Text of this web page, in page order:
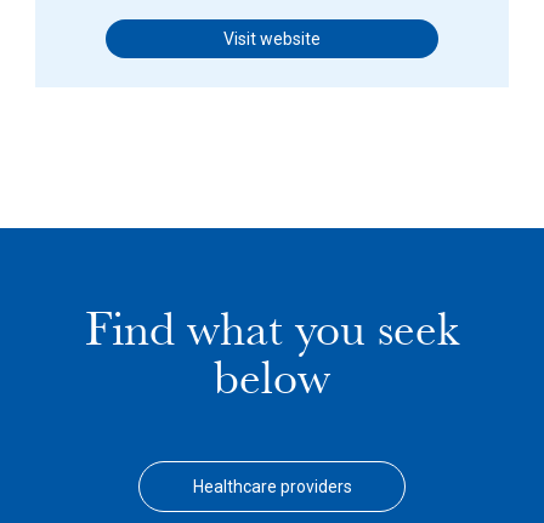
Visit website
Find what you seek
below
Healthcare providers